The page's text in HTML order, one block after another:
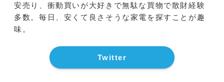
安売り、衝動買いが大好きで無駄な買物で散財経験
多数。毎日、安くて良さそうな家電を探すことが趣
味。
Twitter